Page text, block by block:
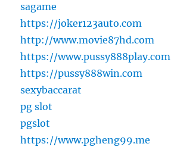
sagame
https://joker123auto.com
http://www.movie87hd.com
https://www.pussy888play.com
https://pussy888win.com
sexybaccarat
pg slot
pgslot
https://www.pgheng99.me